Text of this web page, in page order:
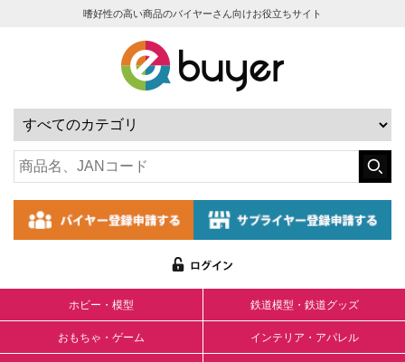
嗜好性の高い商品のバイヤーさん向けお役立ちサイト
ホビー・模型 鉄道模型・鉄道グッズ
おもちゃ・ゲーム インテリア・アパレル